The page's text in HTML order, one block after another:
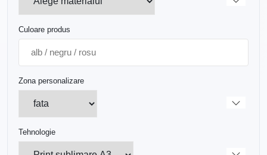
Culoare produs
Zona personalizare
Tehnologie